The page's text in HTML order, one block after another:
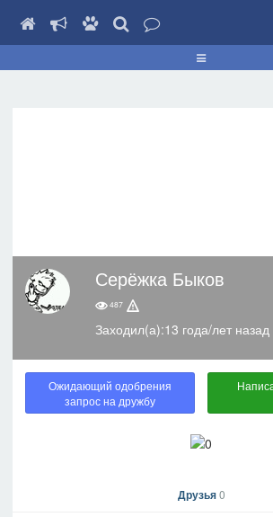
Серёжка Быков
487
Заходил(а):13 года/лет назад
Ожидающий одобрения
запрос на дружбу
Друзья0